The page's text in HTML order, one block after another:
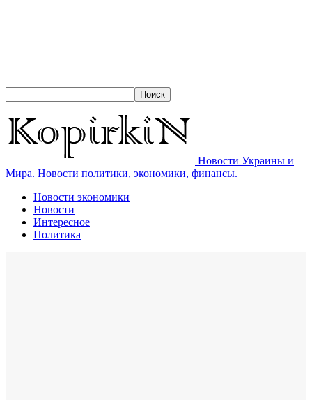
Новости Украины и
Мира. Новости политики, экономики, финансы.
Новости экономики
Новости
Интересное
Политика